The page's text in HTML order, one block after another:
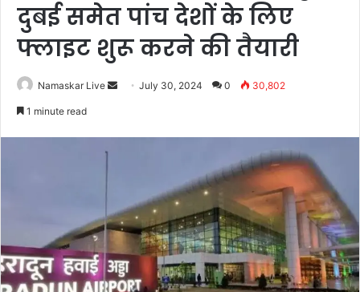
दुबई समेत पांच देशों के लिए
फ्लाइट शुरू करने की तैयारी
Namaskar Live
m
i
l
July 30, 2024 0 30,802
1 minute read